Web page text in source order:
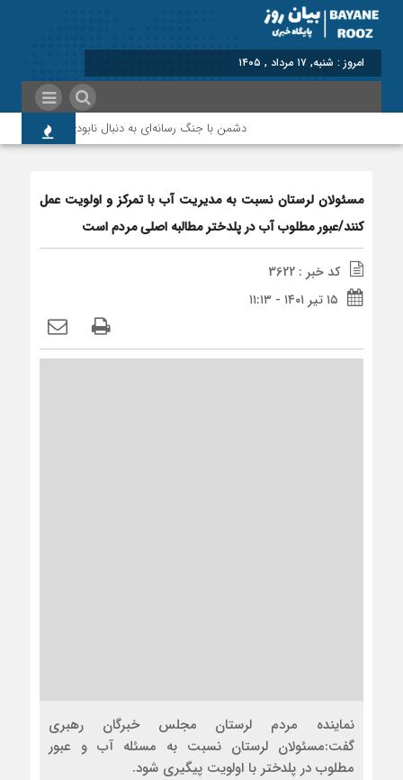
برابر با : Saturday - 8 August
دشمن با جنگ رسانه‌ای به دنبال نابودی امید و اعتماد
مسئولان لرستان نسبت به مدیریت آب با تمرکز و اولویت عمل
کنند/عبور مطلوب آب در پلدختر مطالبه اصلی مردم است
کد خبر : 3622
۱۵ تیر ۱۴۰۱ - ۱۱:۱۳
نماینده مردم لرستان مجلس خبرگان رهبری
گفت:مسئولان لرستان نسبت به مسئله آب و عبور
مطلوب در پلدختر با اولویت پیگیری شود.